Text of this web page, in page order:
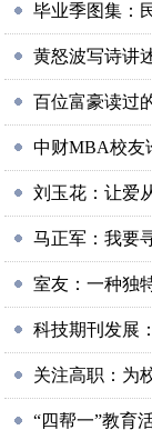
毕业季图集：
黄怒波写诗讲
百位富豪读过
中财MBA校友
刘玉花：让爱
马正军：我要
室友：一种独
科技期刊发展
关注高职：为
“四帮一”教育